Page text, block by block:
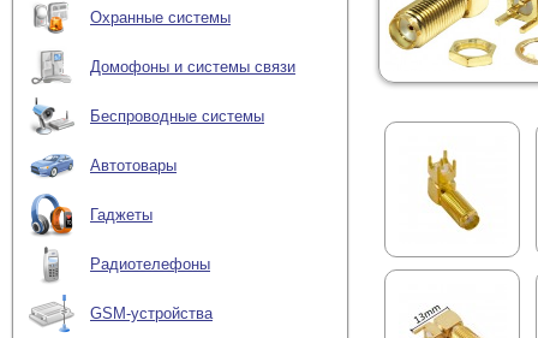
Охранные системы
Домофоны и системы связи
Беспроводные системы
Автотовары
Гаджеты
Радиотелефоны
GSM-устройства